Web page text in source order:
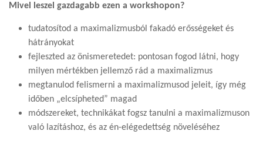
Mivel leszel gazdagabb ezen a workshopon?
tudatosítod a maximalizmusból fakadó erősségeket és
hátrányokat
fejleszted az önismeretedet: pontosan fogod látni, hogy
milyen mértékben jellemző rád a maximalizmus
megtanulod felismerni a maximalizmusod jeleit, így még
időben „elcsípheted” magad
módszereket, technikákat fogsz tanulni a maximalizmuson
való lazításhoz, és az én-elégedettség növeléséhez